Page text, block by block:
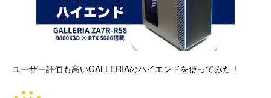
ユーザー評価も高いGALLERIAのハイエンドを使ってみた！